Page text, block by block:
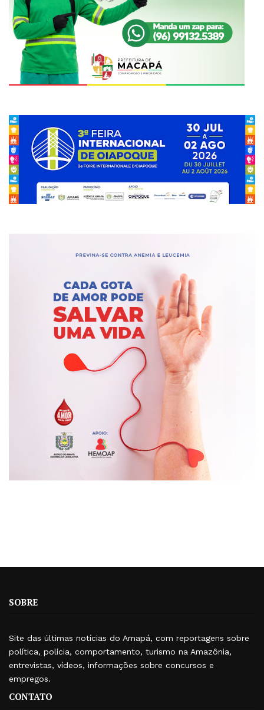
SOBRE
Site das últimas notícias do Amapá, com reportagens sobre
política, polícia, comportamento, turismo na Amazônia,
entrevistas, vídeos, informações sobre concursos e
empregos.
CONTATO